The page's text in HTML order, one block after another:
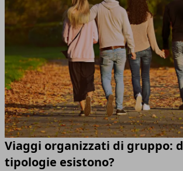
Viaggi organizzati di gruppo:
tipologie esistono?